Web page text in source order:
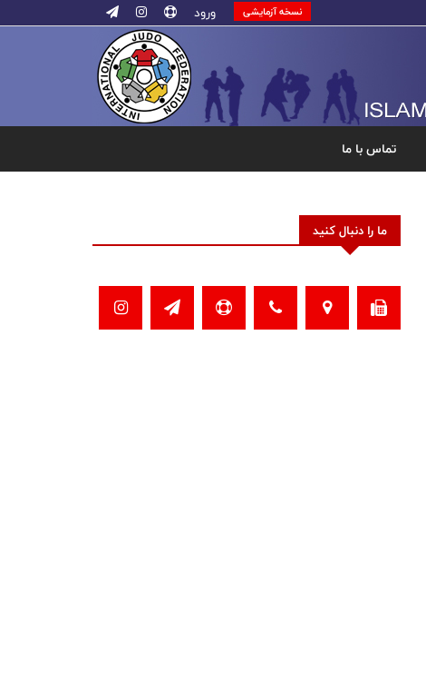
نسخه آزمایشی ورود
تماس با ما
ما را دنبال کنید